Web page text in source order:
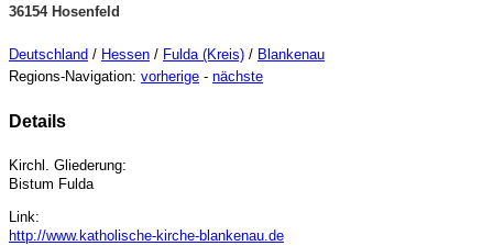
36154 Hosenfeld
Deutschland / Hessen / Fulda (Kreis) / Blankenau
Regions-Navigation: vorherige - nächste
Details
Kirchl. Gliederung:
Bistum Fulda
Link:
http://www.katholische-kirche-blankenau.de